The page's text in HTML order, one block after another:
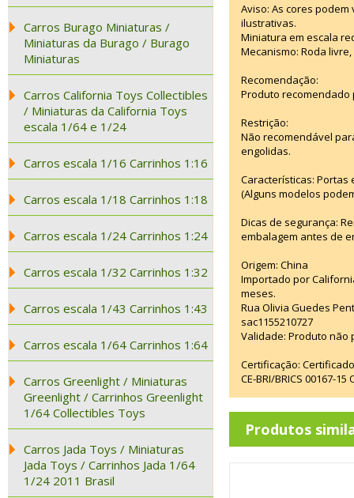
Carros Burago Miniaturas /
Miniaturas da Burago / Burago
Miniaturas
Carros California Toys Collectibles
/ Miniaturas da California Toys
escala 1/64 e 1/24
Carros escala 1/16 Carrinhos 1:16
Carros escala 1/18 Carrinhos 1:18
Carros escala 1/24 Carrinhos 1:24
Carros escala 1/32 Carrinhos 1:32
Carros escala 1/43 Carrinhos 1:43
Carros escala 1/64 Carrinhos 1:64
Carros Greenlight / Miniaturas
Greenlight / Carrinhos Greenlight
1/64 Collectibles Toys
Carros Jada Toys / Miniaturas
Jada Toys / Carrinhos Jada 1/64
1/24 2011 Brasil
Aviso: As cores
ilustrativas.
Miniatura em escala
Mecanismo: Roda
Recomendação:
Produto recomendado
Restrição:
Não recomendável
engolidas.
Características:
(Alguns modelos
Dicas de segurança:
embalagem antes de
Origem: China
Importado por
meses.
Rua Olivia Guedes
sac1155210727
Validade: Produto não
Certificação:
CE-BRI/BRICS 00167-
Produtos